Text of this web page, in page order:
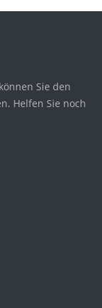
Sie den
Helfen Sie noch